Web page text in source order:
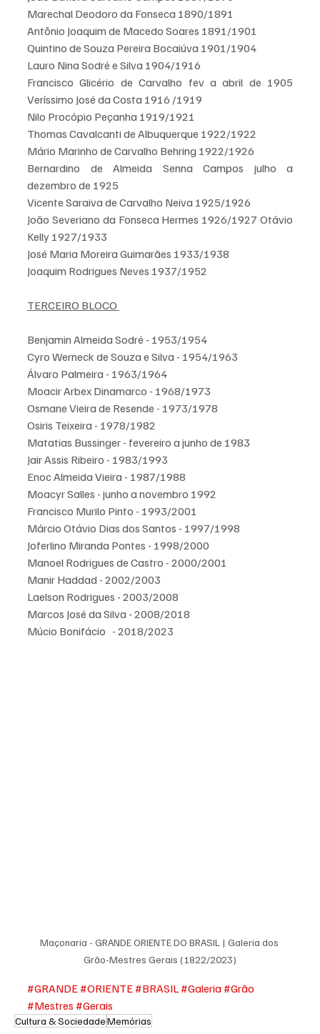
Marechal Deodoro da Fonseca 1890/1891
Antônio Joaquim de Macedo Soares 1891/1901
Quintino de Souza Pereira Bocaiúva 1901/1904
Lauro Nina Sodré e Silva 1904/1916
Francisco Glicério de Carvalho fev a abril de 1905
Veríssimo José da Costa 1916 /1919
Nilo Procópio Peçanha 1919/1921
Thomas Cavalcanti de Albuquerque 1922/1922
Mário Marinho de Carvalho Behring 1922/1926
Bernardino de Almeida Senna Campos julho a
dezembro de 1925
Vicente Saraiva de Carvalho Neiva 1925/1926
João Severiano da Fonseca Hermes 1926/1927 Otávio
Kelly 1927/1933
José Maria Moreira Guimarães 1933/1938
Joaquim Rodrigues Neves 1937/1952
TERCEIRO BLOCO
Benjamin Almeida Sodré - 1953/1954
Cyro Werneck de Souza e Silva - 1954/1963
Álvaro Palmeira - 1963/1964
Moacir Arbex Dinamarco - 1968/1973
Osmane Vieira de Resende - 1973/1978
Osiris Teixeira - 1978/1982
Matatias Bussinger - fevereiro a junho de 1983
Jair Assis Ribeiro - 1983/1993
Enoc Almeida Vieira - 1987/1988
Moacyr Salles - junho a novembro 1992
Francisco Murilo Pinto - 1993/2001
Márcio Otávio Dias dos Santos - 1997/1998
Joferlino Miranda Pontes - 1998/2000
Manoel Rodrigues de Castro - 2000/2001
Manir Haddad - 2002/2003
Laelson Rodrigues - 2003/2008
Marcos José da Silva - 2008/2018
Múcio Bonifácio   - 2018/2023
Maçonaria - GRANDE ORIENTE DO BRASIL | Galeria dos
Grão-Mestres Gerais (1822/2023)
#GRANDE #ORIENTE #BRASIL #Galeria #Grão
#Mestres #Gerais
Cultura & SociedadeMemórias